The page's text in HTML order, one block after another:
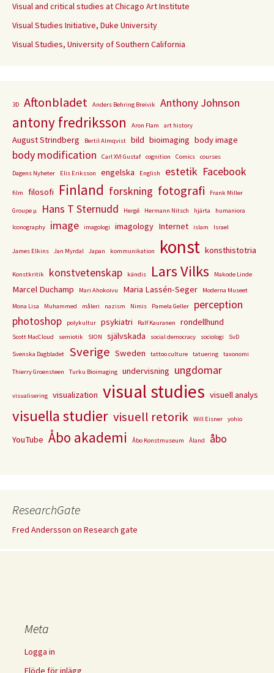
Visual and critical studies at Chicago Art Institute
Visual Studies Initiative, Duke University
Visual Studies, University of Southern California
3D Aftonbladet Anders Behring Breivik Anthony Johnson
antony fredriksson Aron Flam art history
August Strindberg Bertil Almqvist bild bioimaging body image
body modification Carl XVI Gustaf cognition Comics courses
Dagens Nyheter Elis Eriksson engelska English estetik Facebook
film filosofi Finland forskning fotografi Frank Miller
Groupe µ Hans T Sternudd Hergé Hermann Nitsch hjärta humaniora
Iconography image imagologi imagology Internet islam Israel
James Elkins Jan Myrdal Japan kommunikation konst konsthistotria
Konstkritik konstvetenskap kändis Lars Vilks Makode Linde
Marcel Duchamp Mari Ahokoivu Maria Lassén-Seger
Moderna Museet
Mona Lisa
Muhammed måleri nazism Nimis Pamela Geller
perception
photoshop
polykultur psykiatri Ralf Kauranen rondellhund
Scott MacCloud semiotik SION självskada social democracy sociologi SvD
Svenska Dagbladet Sverige Sweden tattoo culture tatuering taxonomi
Thierry Groensteen Turku Bioimaging undervisning ungdomar
visualisering visualization visual studies visuell analys
visuella studier visuell retorik Will Eisner yohio
YouTube Åbo akademi Åbo Konstmuseum Åland åbo
ResearchGate
Fred Andersson on Research gate
Meta
Logga in
Flöde för inlägg